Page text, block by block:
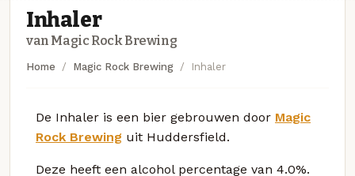
Inhaler
van Magic Rock Brewing
Home Magic Rock Brewing Inhaler
De Inhaler is een bier gebrouwen door Magic
Rock Brewing uit Huddersfield.
Deze heeft een alcohol percentage van 4.0%.